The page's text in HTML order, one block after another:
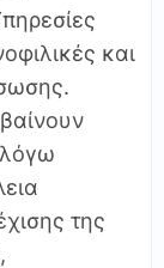
και
λόγω
της